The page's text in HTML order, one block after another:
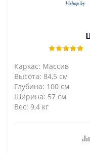
Каркас: Массив
Высота: 84,5 см
Глубина: 100 см
Ширина: 57 см
Вес: 9,4 кг